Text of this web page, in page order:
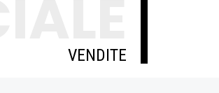
VENDITE